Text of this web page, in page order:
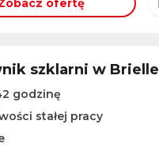
ofertę
szklarni w Brielle
godzinę
stałej pracy